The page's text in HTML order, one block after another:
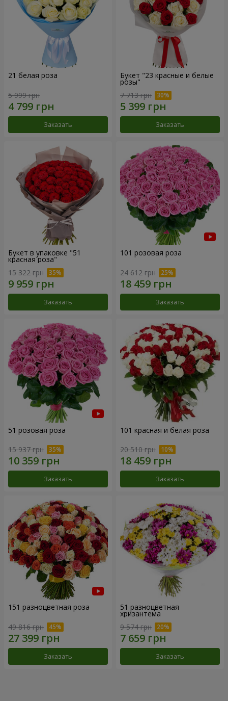
21 белая роза
5 999 грн
Заказать
Букет "23 красные и белые
розы"
7 713 грн
Заказать
Букет в упаковке "51
красная роза"
15 322 грн
Заказать
101 розовая роза
24 612 грн
Заказать
51 розовая роза
15 937 грн
Заказать
101 красная и белая роза
20 510 грн
Заказать
151 разноцветная роза
49 816 грн
Заказать
51 разноцветная
хризантема
9 574 грн
Заказать